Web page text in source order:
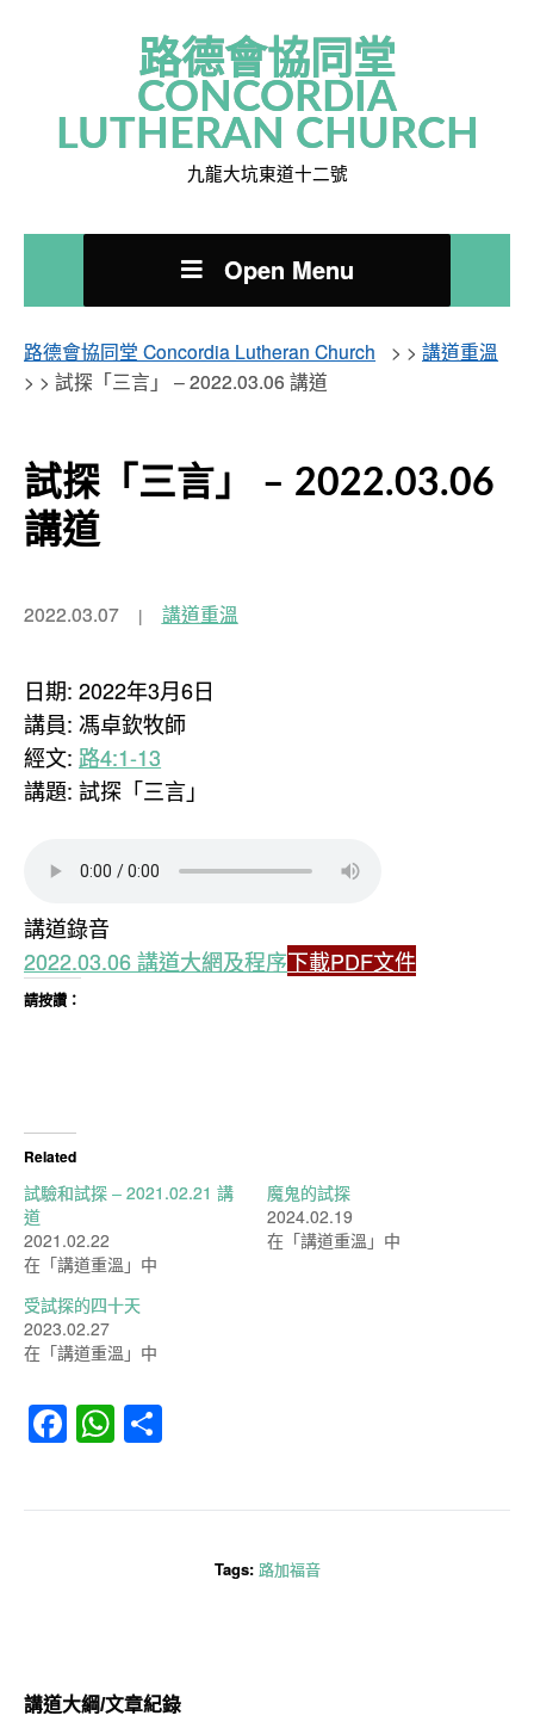
路德會協同堂
CONCORDIA
LUTHERAN CHURCH
九龍大坑東道十二號
Open Menu
路德會協同堂 Concordia Lutheran Church > > 講道重溫
> > 試探「三言」 – 2022.03.06 講道
試探「三言」 – 2022.03.06
講道
2022.03.07 講道重溫
日期: 2022年3月6日
講員: 馮卓欽牧師
經文: 路4:1-13
講題: 試探「三言」
講道錄音
2022.03.06 講道大網及程序下載PDF文件
請按讚：
Related
試驗和試探 – 2021.02.21 講
道
2021.02.22
在「講道重溫」中
魔鬼的試探
2024.02.19
在「講道重溫」中
受試探的四十天
2023.02.27
在「講道重溫」中
Facebook
WhatsApp
Tags: 路加福音
講道大綱/文章紀錄